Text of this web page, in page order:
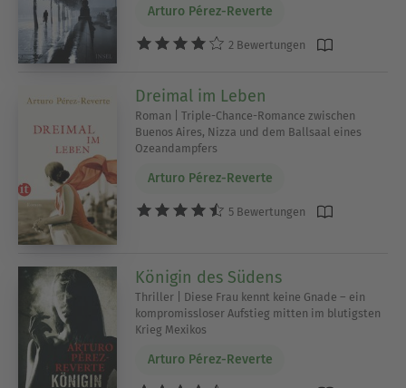
Arturo Pérez-Reverte
2 Bewertungen
Dreimal im Leben
Roman | Triple-Chance-Romance zwischen
Buenos Aires, Nizza und dem Ballsaal eines
Ozeandampfers
Arturo Pérez-Reverte
5 Bewertungen
Königin des Südens
Thriller | Diese Frau kennt keine Gnade – ein
kompromissloser Aufstieg mitten im blutigsten
Krieg Mexikos
Arturo Pérez-Reverte